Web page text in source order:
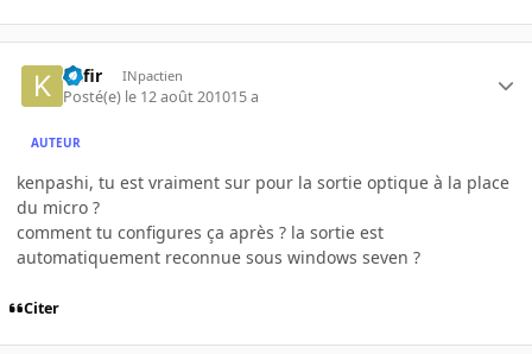
Kafir INpactien
Posté(e) le 12 août 201015 a
AUTEUR
kenpashi, tu est vraiment sur pour la sortie optique à la place
du micro ?
comment tu configures ça après ? la sortie est
automatiquement reconnue sous windows seven ?
Citer